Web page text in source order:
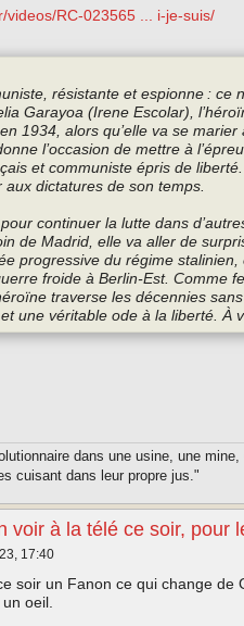
videos/RC-023565 ... i-je-suis/
résistante et espionne : ce
Garayoa (Irene Escolar),
1934, alors qu’elle va se
l’occasion de mettre à
et communiste épris de
aux dictatures de son temps.
continuer la lutte dans
de Madrid, elle va aller de
progressive du régime stalinien,
froide à Berlin-Est. Comme
traverse les décennies
une véritable ode à la liberté. À
dans une usine, une
cuisant dans leur propre jus."
voir à la télé ce soir, pour
17:40
soir un Fanon ce qui change de
oeil.